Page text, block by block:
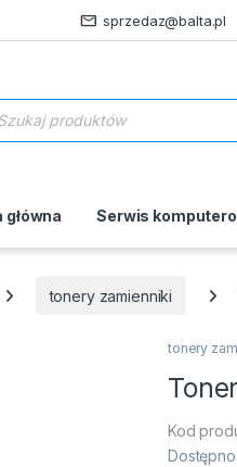
sprzedaz@balta.pl
produktów
Serwis
tonery zamienniki
tonery
Kod